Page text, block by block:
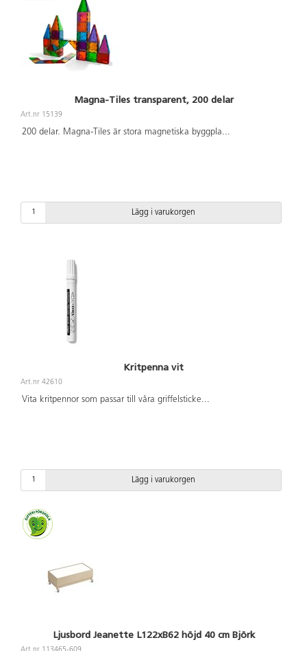
Magna-Tiles transparent, 200 delar
Art.nr 15139
200 delar. Magna-Tiles är stora magnetiska byggpla...
Lägg i varukorgen
Kritpenna vit
Art.nr 42610
Vita kritpennor som passar till våra griffelsticke...
Lägg i varukorgen
Ljusbord Jeanette L122xB62 höjd 40 cm Björk